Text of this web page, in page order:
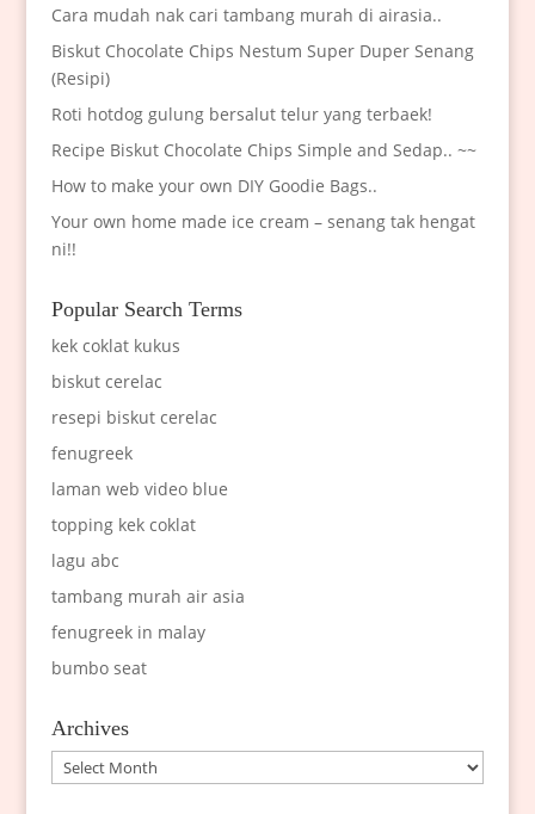
Cara mudah nak cari tambang murah di airasia..
Biskut Chocolate Chips Nestum Super Duper Senang
(Resipi)
Roti hotdog gulung bersalut telur yang terbaek!
Recipe Biskut Chocolate Chips Simple and Sedap.. ~~
How to make your own DIY Goodie Bags..
Your own home made ice cream – senang tak hengat
ni!!
Popular Search Terms
kek coklat kukus
biskut cerelac
resepi biskut cerelac
fenugreek
laman web video blue
topping kek coklat
lagu abc
tambang murah air asia
fenugreek in malay
bumbo seat
Archives
Archives